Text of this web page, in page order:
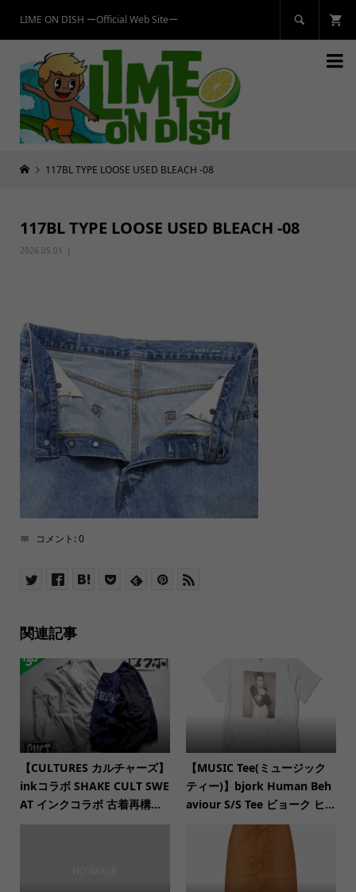
LIME ON DISH ーOfficial Web Siteー 

117BL TYPE LOOSE USED BLEACH -08
117BL TYPE LOOSE USED BLEACH -08
2026.05.01
コメント:0
関連記事
【CULTURES カルチャーズ】
inkコラボ SHAKE CULT SWE
AT インクコラボ 古着再構...
【MUSIC Tee(ミュージック
ティー)】bjork Human Beh
aviour S/S Tee ビョーク ヒ...